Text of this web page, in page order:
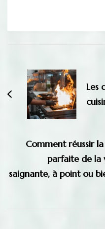
d'article
Les
Comment réussir la
parfaite de la
saignante, à point ou